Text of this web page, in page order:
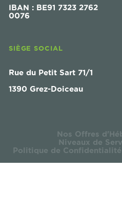
IBAN : BE91 7323 2762
0076
SIÈGE SOCIAL
Rue du Petit Sart 71/1
1390 Grez-Doiceau
Nos Offres
Niveaux de
Politique de Confidentialité